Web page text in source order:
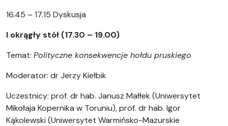
16.45 – 17.15 Dyskusja
I okrągły stół (17.30 – 19.00)
Temat: Polityczne konsekwencje hołdu pruskiego
Moderator: dr Jerzy Kiełbik
Uczestnicy: prof. dr hab. Janusz Małłek (Uniwersytet
Mikołaja Kopernika w Toruniu), prof. dr hab. Igor
Kąkolewski (Uniwersytet Warmińsko-Mazurskie